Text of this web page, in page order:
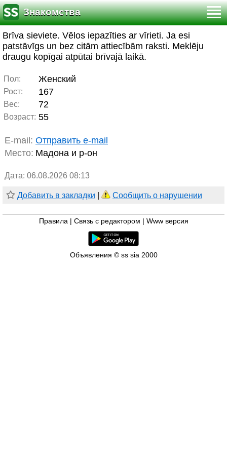
Знакомства
Brīva sieviete. Vēlos iepazīties ar vīrieti. Ja esi
patstāvīgs un bez citām attiecībām raksti. Meklēju
draugu kopīgai atpūtai brīvajā laikā.
Пол: Женский
Рост: 167
Вес: 72
Возраст: 55
E-mail: Отправить e-mail
Место: Мадона и р-он
Дата: 06.08.2026 08:13
Добавить в закладки Сообщить о нарушении
Правила Связь с редактором Www версия
Объявления © ss sia 2000